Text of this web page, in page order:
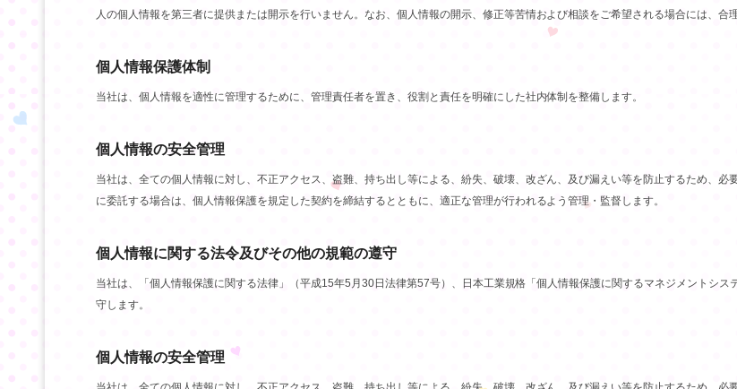
人の個人情報を第三者に提供または開示を行いません。なお、個人情報の開示、修正等苦情および相談をご希望される場合には、合
個人情報保護体制
当社は、個人情報を適性に管理するために、管理責任者を置き、役割と責任を明確にした社内体制を整備します。
個人情報の安全管理
当社は、全ての個人情報に対し、不正アクセス、盗難、持ち出し等による、紛失、破壊、改ざん、及び漏えい等を防止するため、
に委託する場合は、個人情報保護を規定した契約を締結するとともに、適正な管理が行われるよう管理・監督します。
個人情報に関する法令及びその他の規範の遵守
当社は、「個人情報保護に関する法律」（平成15年5月30日法律第57号）、日本工業規格「個人情報保護に関するマネジメントシ
守します。
個人情報の安全管理